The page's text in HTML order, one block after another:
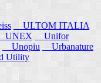
ULTOM ITALIA
UNEX
Unifor
Unopiu
Urbanature
Utility